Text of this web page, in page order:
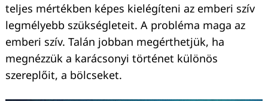
teljes mértékben képes kielégíteni az emberi szív
legmélyebb szükségleteit. A probléma maga az
emberi szív. Talán jobban megérthetjük, ha
megnézzük a karácsonyi történet különös
szereplőit, a bölcseket.